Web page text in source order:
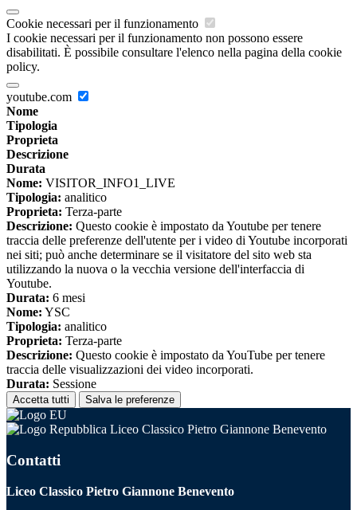
Cookie necessari per il funzionamento
I cookie necessari per il funzionamento non possono essere
disabilitati. È possibile consultare l'elenco nella pagina della cookie
policy.
youtube.com
Nome
Tipologia
Proprieta
Descrizione
Durata
Nome: VISITOR_INFO1_LIVE
Tipologia: analitico
Proprieta: Terza-parte
Descrizione: Questo cookie è impostato da Youtube per tenere
traccia delle preferenze dell'utente per i video di Youtube incorporati
nei siti; può anche determinare se il visitatore del sito web sta
utilizzando la nuova o la vecchia versione dell'interfaccia di
Youtube.
Durata: 6 mesi
Nome: YSC
Tipologia: analitico
Proprieta: Terza-parte
Descrizione: Questo cookie è impostato da YouTube per tenere
traccia delle visualizzazioni dei video incorporati.
Durata: Sessione
Accetta tutti Salva le preferenze
Liceo Classico Pietro Giannone Benevento
Contatti
Liceo Classico Pietro Giannone Benevento